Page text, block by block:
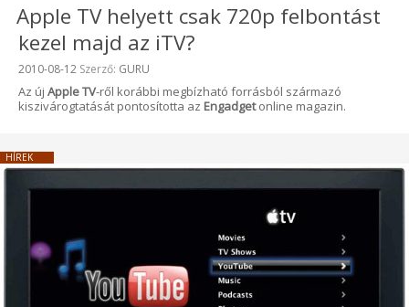
Apple TV helyett csak 720p felbontást
kezel majd az iTV?
Beküldve:
2010-08-12 Szerző: GURU
Az új Apple TV-ről korábbi megbízható forrásból származó
kiszivárogtatását pontosította az Engadgetonline magazin.
HÍREK